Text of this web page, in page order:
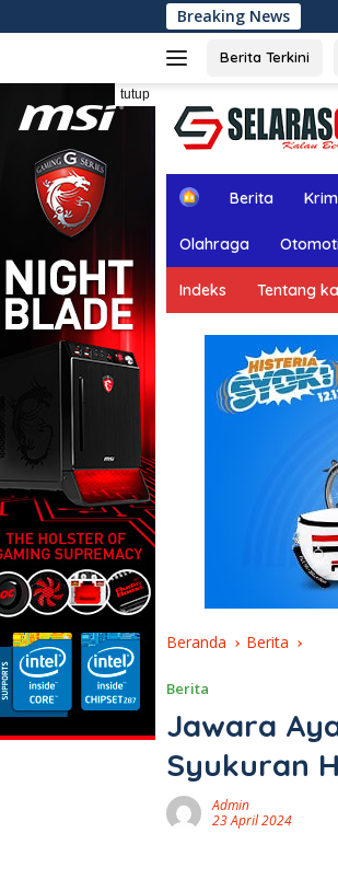
ke
Breaking News
Berita Terkini
tutup
H
m
e
Berita
Olahraga
Indeks Tentang
Beranda Berita
Berita
Jawara
Syukuran
Admin
23 April 2024